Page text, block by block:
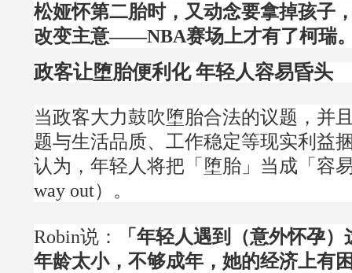
松娅怀第二胎时，又动念要拿掉孩子
改变主意——NBA赛场上才有了柯瑞
政客让堕胎便利化 年轻人容易昏头
当政客大力鼓吹堕胎合法的议题，并
题与生活品质、工作稳定等现实利益
认为，年轻人将把「堕胎」当成「容
way out）。
Robin说：
「年轻人遇到（意外怀孕
年龄太小，不够成年，她的经济上有